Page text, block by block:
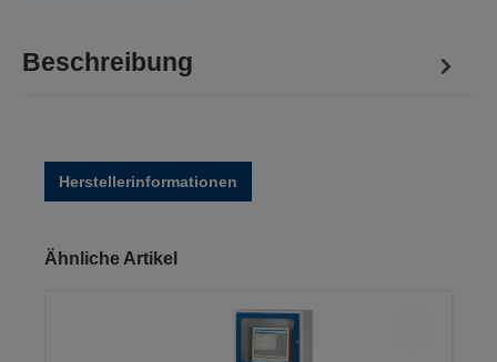
Beschreibung
Herstellerinformationen
Produktgalerie überspringen
Ähnliche Artikel